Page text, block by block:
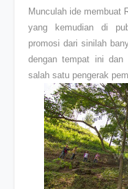
Munculah ide membuat
yang kemudian di
promosi dari sinilah
dengan tempat ini dan
salah satu pengerak